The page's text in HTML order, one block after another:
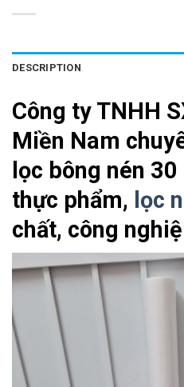
DESCRIPTION
Công ty TNHH
Miền Nam
lọc bông nén
thực phẩm, lọc
chất, công